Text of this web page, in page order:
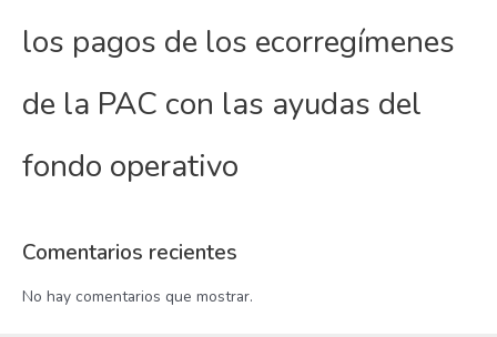
los pagos de los ecorregímenes
de la PAC con las ayudas del
fondo operativo
Comentarios recientes
No hay comentarios que mostrar.